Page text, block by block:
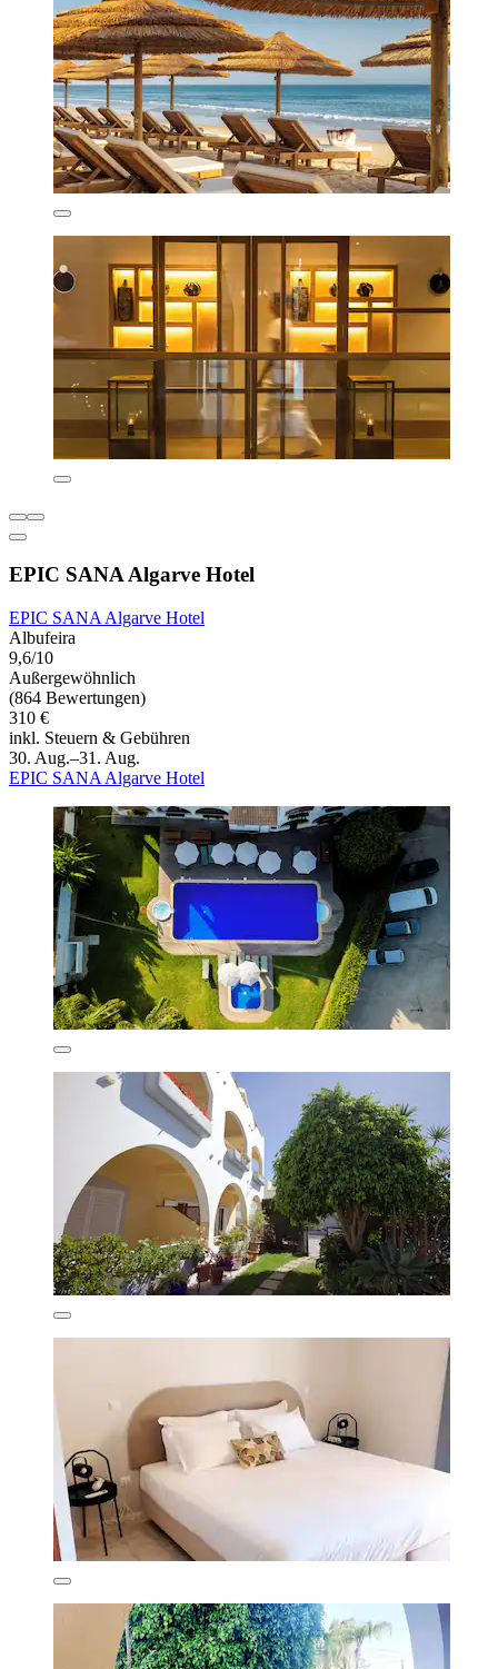
EPIC SANA Algarve Hotel
EPIC SANA Algarve Hotel
Albufeira
9,6/10
Außergewöhnlich
(864 Bewertungen)
310 €
inkl. Steuern & Gebühren
30. Aug.–31. Aug.
EPIC SANA Algarve Hotel